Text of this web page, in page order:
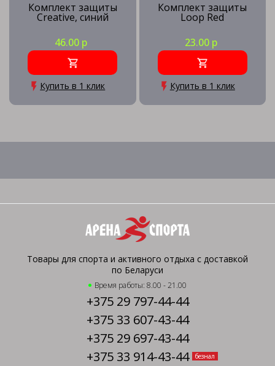
Комплект защиты
Creative, синий
46.00 р
Купить в 1 клик
Комплект защиты
Loop Red
23.00 р
Купить в 1 клик
Товары для спорта и активного отдыха с доставкой
по Беларуси
Время работы: 8.00 - 21.00
+375 29 797-44-44
+375 33 607-43-44
+375 29 697-43-44
+375 33 914-43-44
безнал